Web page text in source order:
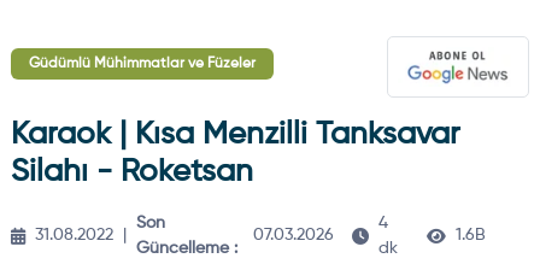
Güdümlü Mühimmatlar ve Füzeler
Karaok | Kısa Menzilli Tanksavar
Silahı - Roketsan
31.08.2022
Son
Güncelleme :
07.03.2026
4
dk
1.6B